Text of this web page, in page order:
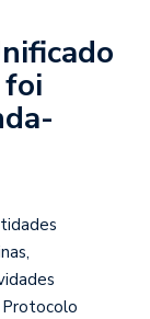
foi